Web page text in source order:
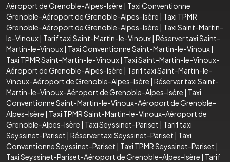
Aéroport de Grenoble-Alpes-Isère | Taxi Conventionne
Grenoble-Aéroport de Grenoble-Alpes-Isère | Taxi TPMR
Grenoble-Aéroport de Grenoble-Alpes-Isère | Taxi Saint-Martin-
le-Vinoux| Tarif taxi Saint-Martin-le-Vinoux| Réserver taxi Saint-
Martin-le-Vinoux| Taxi Conventionne Saint-Martin-le-Vinoux|
Taxi TPMR Saint-Martin-le-Vinoux| Taxi Saint-Martin-le-Vinoux-
Aéroport de Grenoble-Alpes-Isère | Tarif taxi Saint-Martin-le-
Vinoux-Aéroport de Grenoble-Alpes-Isère | Réserver taxi Saint-
Martin-le-Vinoux-Aéroport de Grenoble-Alpes-Isère | Taxi
Conventionne Saint-Martin-le-Vinoux-Aéroport de Grenoble-
Alpes-Isère | Taxi TPMR Saint-Martin-le-Vinoux-Aéroport de
Grenoble-Alpes-Isère | Taxi Seyssinet-Pariset | Tarif taxi
Seyssinet-Pariset | Réserver taxi Seyssinet-Pariset | Taxi
Conventionne Seyssinet-Pariset | Taxi TPMR Seyssinet-Pariset |
Taxi Seyssinet-Pariset-Aéroport de Grenoble-Alpes-Isère | Tarif